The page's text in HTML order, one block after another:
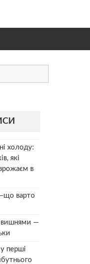
холоду:
які
в
варто
вишнями —
перші